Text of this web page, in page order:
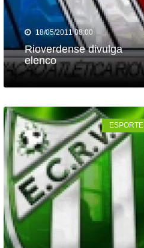
18/05/2011 08:00
Rioverdense divulga
elenco
ESPORTE